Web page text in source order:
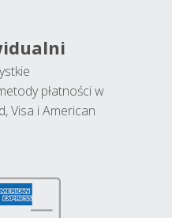
płatności w
Visa i American